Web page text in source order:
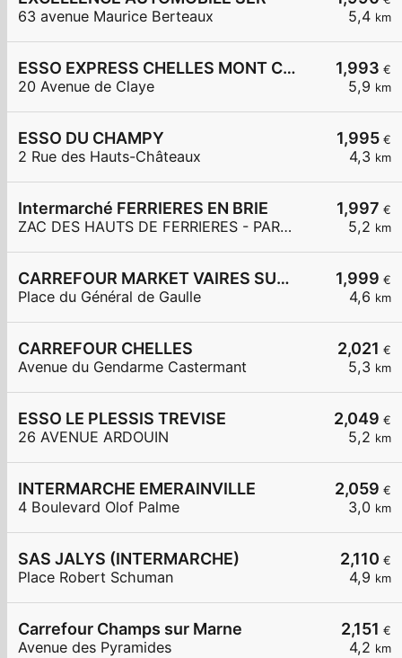
5,4 km
63 avenue Maurice Berteaux
1,993 €
5,9 km
ESSO EXPRESS CHELLES MONT CHALAS
20 Avenue de Claye
1,995 €
4,3 km
ESSO DU CHAMPY
2 Rue des Hauts-Châteaux
1,997 €
5,2 km
Intermarché FERRIERES EN BRIE
ZAC DES HAUTS DE FERRIERES - PARC DES MERLETTES
1,999 €
4,6 km
CARREFOUR MARKET VAIRES SUR MARNE
Place du Général de Gaulle
2,021 €
5,3 km
CARREFOUR CHELLES
Avenue du Gendarme Castermant
2,049 €
5,2 km
ESSO LE PLESSIS TREVISE
26 AVENUE ARDOUIN
2,059 €
3,0 km
INTERMARCHE EMERAINVILLE
4 Boulevard Olof Palme
2,110 €
4,9 km
SAS JALYS (INTERMARCHE)
Place Robert Schuman
2,151 €
4,2 km
Carrefour Champs sur Marne
Avenue des Pyramides